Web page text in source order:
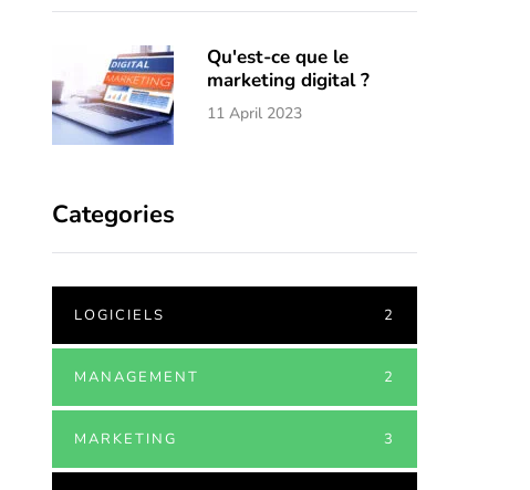
Qu'est-ce que le
marketing digital ?
11 April 2023
Categories
LOGICIELS 2
MANAGEMENT 2
MARKETING 3